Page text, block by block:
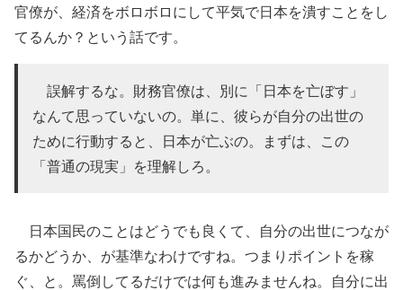
官僚が、経済をボロボロにして平気で日本を潰すことをし
てるんか？という話です。
誤解するな。財務官僚は、別に「日本を亡ぼす」
なんて思っていないの。単に、彼らが自分の出世の
ために行動すると、日本が亡ぶの。まずは、この
「普通の現実」を理解しろ。
日本国民のことはどうでも良くて、自分の出世につなが
るかどうか、が基準なわけですね。つまりポイントを稼
ぐ、と。罵倒してるだけでは何も進みませんね。自分に出